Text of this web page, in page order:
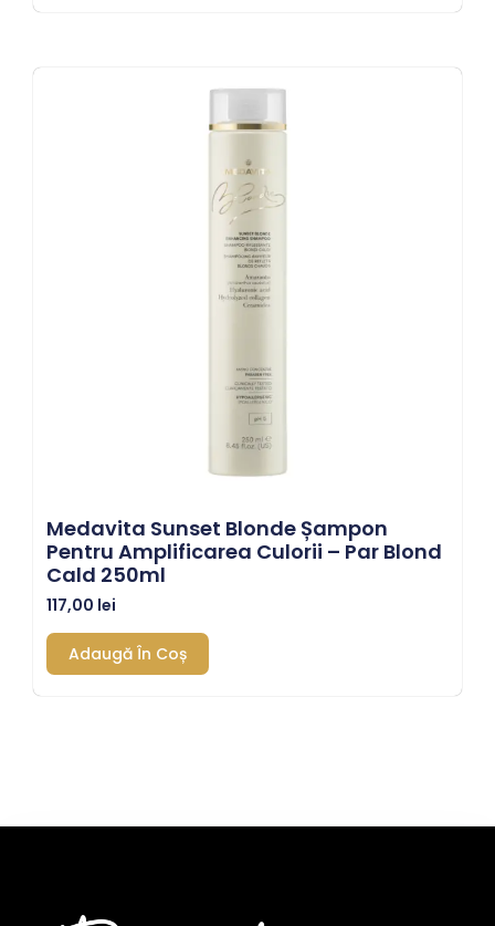
Medavita Sunset Blonde Șampon
Pentru Amplificarea Culorii – Par Blond
Cald 250ml
117,00 lei
Adaugă În Coș